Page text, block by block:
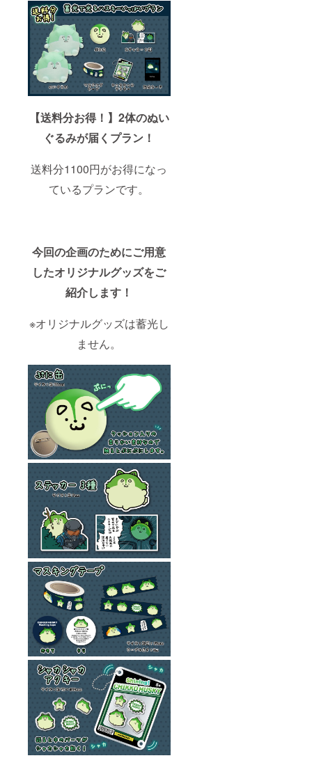
【送料分お得！】2体のぬい
ぐるみが届くプラン！
送料分1100円がお得になっ
ているプランです。
今回の企画のためにご用意
したオリジナルグッズをご
紹介します！
※オリジナルグッズは蓄光し
ません。